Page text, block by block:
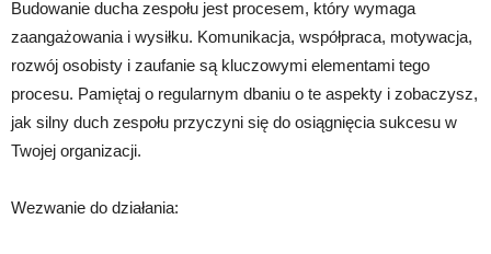
Budowanie ducha zespołu jest procesem, który wymaga
zaangażowania i wysiłku. Komunikacja, współpraca, motywacja,
rozwój osobisty i zaufanie są kluczowymi elementami tego
procesu. Pamiętaj o regularnym dbaniu o te aspekty i zobaczysz,
jak silny duch zespołu przyczyni się do osiągnięcia sukcesu w
Twojej organizacji.
Wezwanie do działania: